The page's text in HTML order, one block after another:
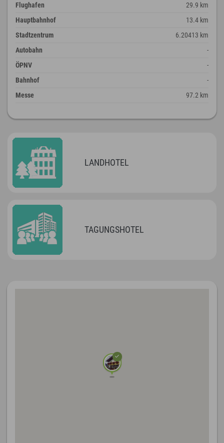
Flughafen
29.9 km
Hauptbahnhof
13.4 km
Stadtzentrum
6.20413 km
Autobahn
-
ÖPNV
-
Bahnhof
-
Messe
97.2 km
LANDHOTEL
TAGUNGSHOTEL